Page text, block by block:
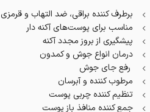
برطرف کننده براقی، ضد التهاب و قرمزی
مناسب برای پوست‌های آکنه دار
پیشگیری از بروز مجدد آکنه
درمان انواع جوش و کمدون
رفع جای جوش
مرطوب کننده و آبرسان
تنظیم کننده چربی پوست
جمع کننده منافذ باز پوست